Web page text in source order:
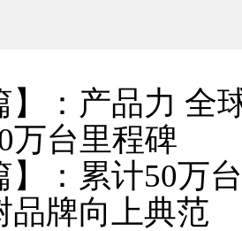
】： 产品力 全
万台里程碑
】： 累计50万
品牌向上典范